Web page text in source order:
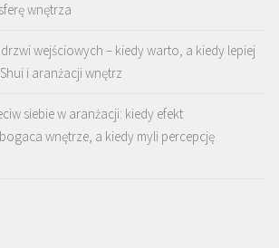
wnętrza
wejściowych – kiedy warto, a kiedy lepiej
i aranżacji wnętrz
siebie w aranżacji: kiedy efekt
wnętrze, a kiedy myli percepcję